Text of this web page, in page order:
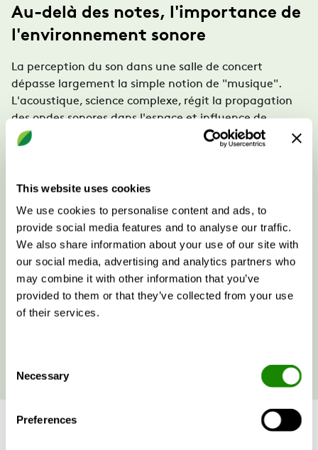
This website uses cookies
We use cookies to personalise content and ads, to
provide social media features and to analyse our traffic.
We also share information about your use of our site with
our social media, advertising and analytics partners who
may combine it with other information that you’ve
provided to them or that they’ve collected from your use
of their services.
Selection
Necessary
Preferences
Au-delà des notes, l'importance de
l'environnement sonore
La perception du son dans une salle de concert
dépasse largement la simple notion de "musique".
L'acoustique, science complexe, régit la propagation
des ondes sonores dans l'espace et influence de
manière significative l'expérience auditive. Si l'on
indispensable de maîtriser les paramètres acoustiques
de la salle. L'objectif est double : favoriser la diffusion
d'un son clair et défini, tout en atténuant les bruits
parasites qui peuvent altérer la qualité de l'écoute. La
conception acoustique d'une salle de concert est ainsi
un exercice de haute précision, qui nécessite une
expertise pointue et une connaissance approfondie
des phénomènes physiques en jeu.